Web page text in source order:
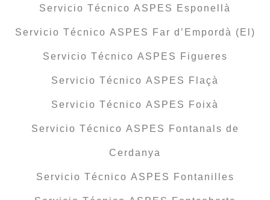
Servicio Técnico ASPES Esponellà
Servicio Técnico ASPES Far d’Empordà (El)
Servicio Técnico ASPES Figueres
Servicio Técnico ASPES Flaçà
Servicio Técnico ASPES Foixà
Servicio Técnico ASPES Fontanals de
Cerdanya
Servicio Técnico ASPES Fontanilles